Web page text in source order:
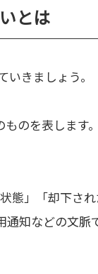
とは
いきましょう。
のを表しま
態」「却下さ
知などの文脈